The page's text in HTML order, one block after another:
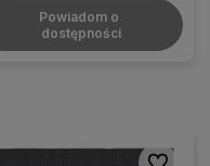
Powiadom o
dostępności
Do